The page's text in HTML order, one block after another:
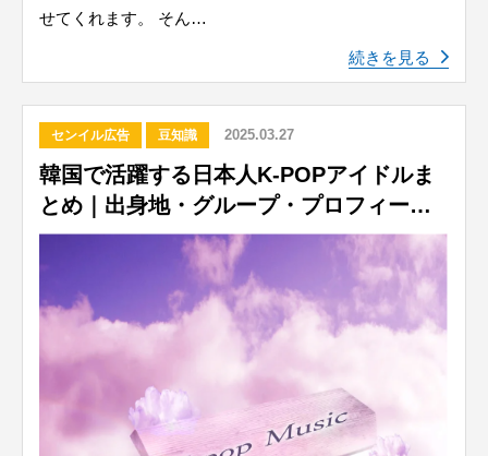
せてくれます。 そん…
続きを見る
センイル広告 豆知識 2025.03.27
韓国で活躍する日本人K-POPアイドルま
とめ｜出身地・グループ・プロフィール
一覧